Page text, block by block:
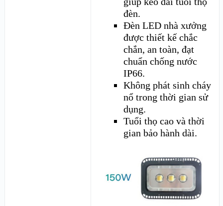
đèn.
Đèn LED nhà xưởng
được thiết kế chắc
chắn, an toàn, đạt
chuẩn chống nước
IP66.
Không phát sinh cháy
nổ trong thời gian sử
dụng.
Tuổi thọ cao và thời
gian bảo hành dài.